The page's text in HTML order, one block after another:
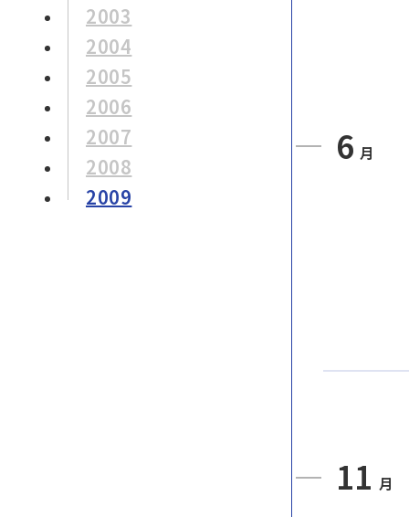
2003
2004
2005
2006
2007
2008
2009
6 月
11 月